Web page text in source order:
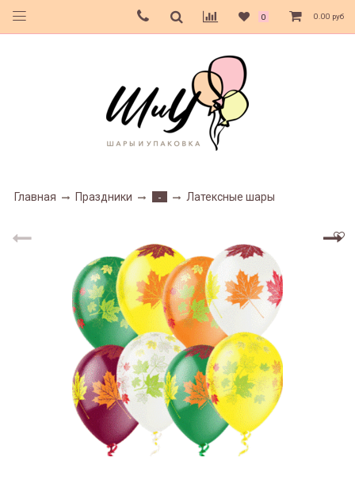
0 0.00 руб
Главная Праздники - Латексные шары